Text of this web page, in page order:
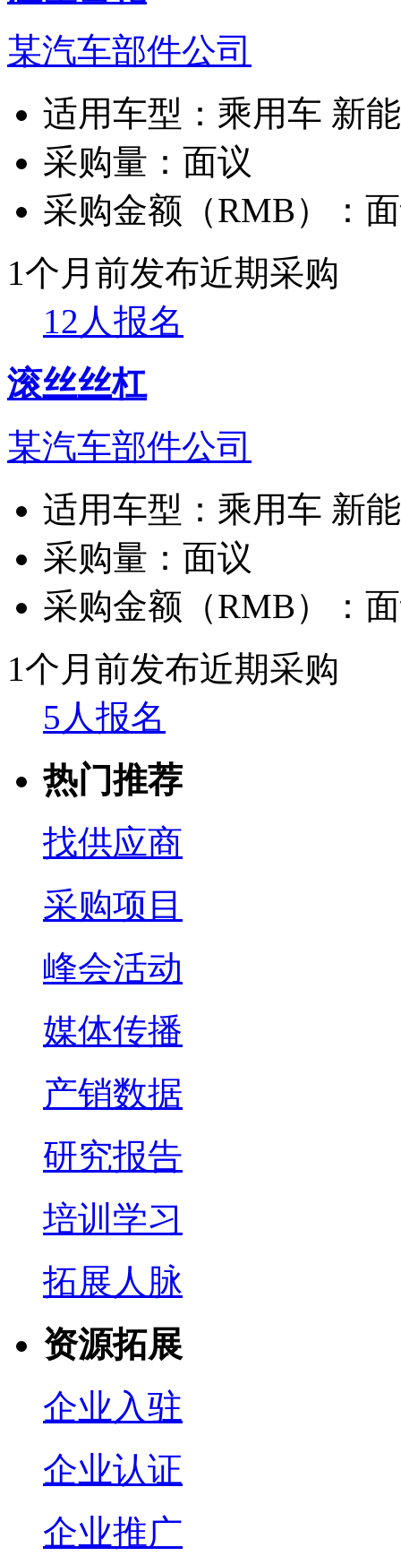
某汽车部件公司
适用车型： 乘用车 新
采购量： 面议
采购金额（RMB）：
1个月前发布近期采购
12人报名
滚丝丝杠
某汽车部件公司
适用车型： 乘用车 新
采购量： 面议
采购金额（RMB）：
1个月前发布近期采购
5人报名
热门推荐
找供应商
采购项目
峰会活动
媒体传播
产销数据
研究报告
培训学习
拓展人脉
资源拓展
企业入驻
企业认证
企业推广